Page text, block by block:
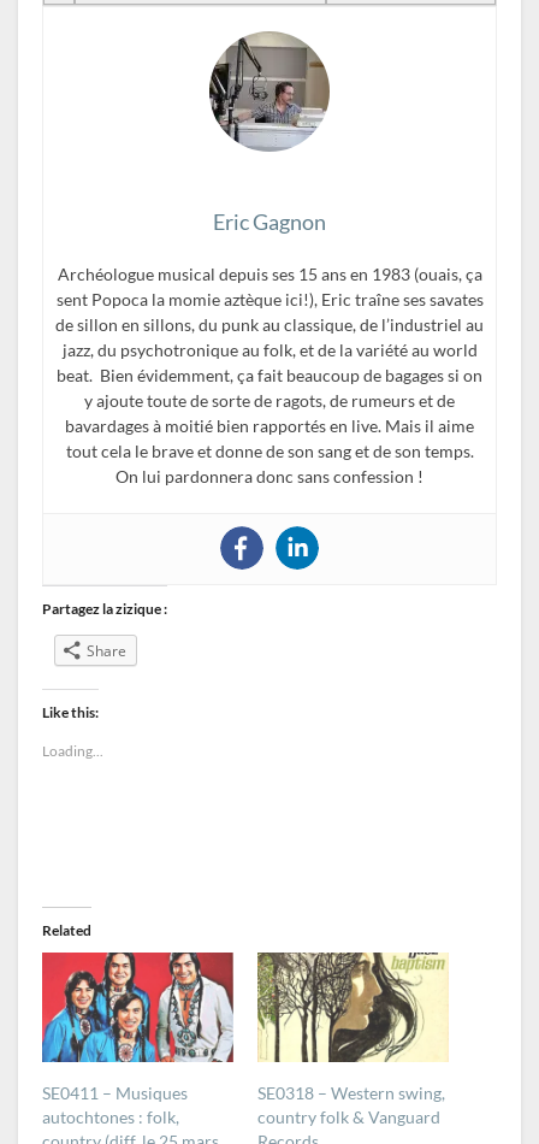
Eric Gagnon
Archéologue musical depuis ses 15 ans en 1983 (ouais, ça
sent Popoca la momie aztèque ici!), Eric traîne ses savates
de sillon en sillons, du punk au classique, de l’industriel au
jazz, du psychotronique au folk, et de la variété au world
beat. Bien évidemment, ça fait beaucoup de bagages si on
y ajoute toute de sorte de ragots, de rumeurs et de
bavardages à moitié bien rapportés en live. Mais il aime
tout cela le brave et donne de son sang et de son temps.
On lui pardonnera donc sans confession !
Partagez la zizique :
Share
Like this:
Loading...
Related
SE0411 – Musiques
autochtones : folk,
SE0318 – Western swing,
country folk & Vanguard